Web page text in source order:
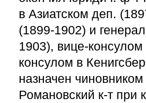
в Азиатском деп.
(1899-1902) и
1903), вице-
консулом в
назначен
Романовский к-т при